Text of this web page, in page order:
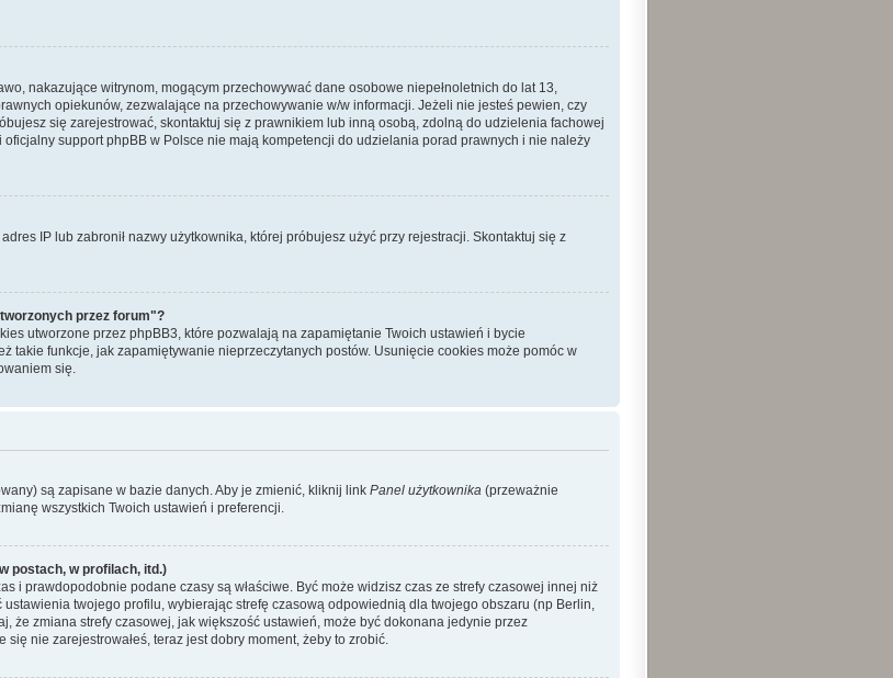
nakazujące witrynom, mogącym przechowywać dane osobowe niepełnoletnich do lat 13,
opiekunów, zezwalające na przechowywanie w/w informacji. Jeżeli nie jesteś pewien, czy
się zarejestrować, skontaktuj się z prawnikiem lub inną osobą, zdolną do udzielenia fachowej
support phpBB w Polsce nie mają kompetencji do udzielania porad prawnych i nie należy
IP lub zabronił nazwy użytkownika, której próbujesz użyć przy rejestracji. Skontaktuj się z
przez forum"?
utworzone przez phpBB3, które pozwalają na zapamiętanie Twoich ustawień i bycie
takie funkcje, jak zapamiętywanie nieprzeczytanych postów. Usunięcie cookies może pomóc w
się.
są zapisane w bazie danych. Aby je zmienić, kliknij link Panel użytkownika (przeważnie
wszystkich Twoich ustawień i preferencji.
postach, w profilach, itd.)
i prawdopodobnie podane czasy są właściwe. Być może widzisz czas ze strefy czasowej innej niż
twojego profilu, wybierając strefę czasową odpowiednią dla twojego obszaru (np Berlin,
że zmiana strefy czasowej, jak większość ustawień, może być dokonana jedynie przez
nie zarejestrowałeś, teraz jest dobry moment, żeby to zrobić.